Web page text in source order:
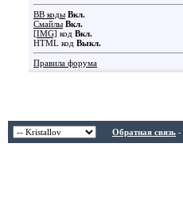
BB коды Вкл.
Смайлы Вкл.
[IMG] код Вкл.
HTML код Выкл.
Правила форума
Обратная связь -